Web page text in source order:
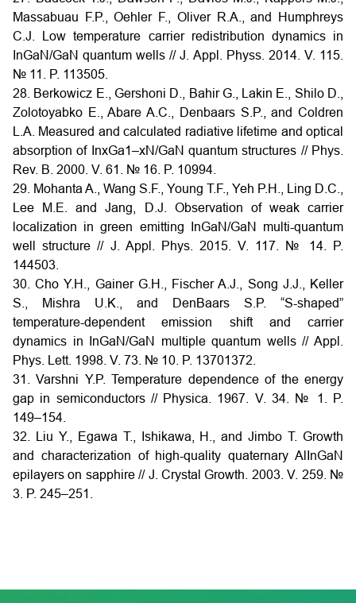
Massabuau F.P., Oehler F., Oliver R.A., and Humphreys
C.J. Low temperature carrier redistribution dynamics in
InGaN/GaN quantum wells // J. Appl. Physs. 2014. V. 115.
№ 11. P. 113505.
28. Berkowicz E., Gershoni D., Bahir G., Lakin E., Shilo D.,
Zolotoyabko E., Abare A.C., Denbaars S.P., and Coldren
L.A. Measured and calculated radiative lifetime and optical
absorption of InxGa1–xN/GaN quantum structures // Phys.
Rev. B. 2000. V. 61. № 16. P. 10994.
29. Mohanta A., Wang S.F., Young T.F., Yeh P.H., Ling D.C.,
Lee M.E. and Jang, D.J. Observation of weak carrier
localization in green emitting InGaN/GaN multi-quantum
well structure // J. Appl. Phys. 2015. V. 117. № 14. P.
144503.
30. Cho Y.H., Gainer G.H., Fischer A.J., Song J.J., Keller
S., Mishra U.K., and DenBaars S.P. “S-shaped”
temperature-dependent emission shift and carrier
dynamics in InGaN/GaN multiple quantum wells // Appl.
Phys. Lett. 1998. V. 73. № 10. P. 13701372.
31. Varshni Y.P. Temperature dependence of the energy
gap in semiconductors // Physica. 1967. V. 34. № 1. P.
149–154.
32. Liu Y., Egawa T., Ishikawa, H., and Jimbo T. Growth
and characterization of high-quality quaternary AlInGaN
epilayers on sapphire // J. Crystal Growth. 2003. V. 259. №
3. P. 245–251.